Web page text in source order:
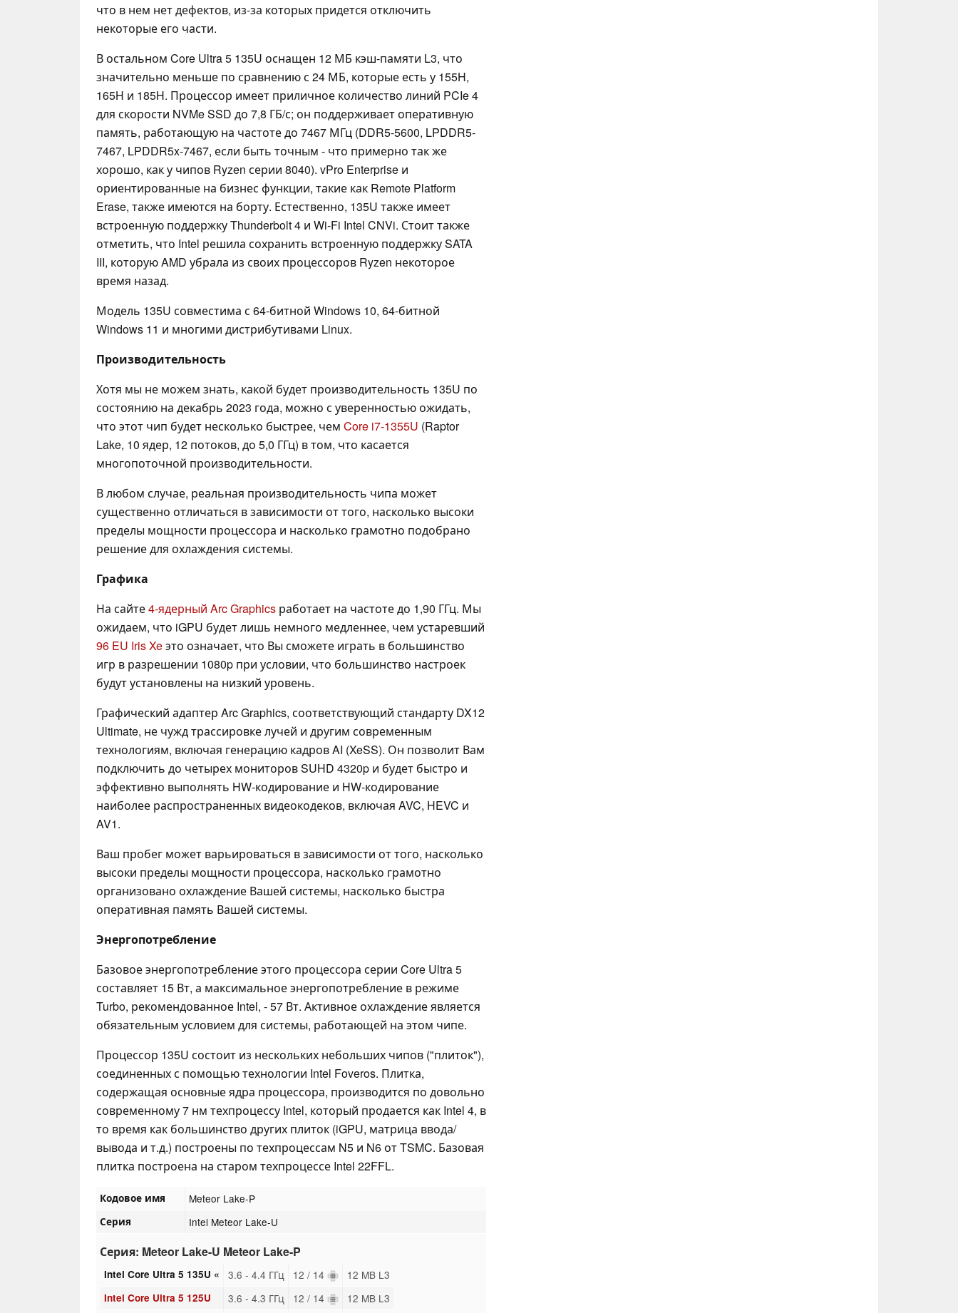
что в нем нет дефектов, из-за которых придется отключить
некоторые его части.
В остальном Core Ultra 5 135U оснащен 12 МБ кэш-памяти L3, что
значительно меньше по сравнению с 24 МБ, которые есть у 155H,
165H и 185H. Процессор имеет приличное количество линий PCIe 4
для скорости NVMe SSD до 7,8 ГБ/с; он поддерживает оперативную
память, работающую на частоте до 7467 МГц (DDR5-5600, LPDDR5-
7467, LPDDR5x-7467, если быть точным - что примерно так же
хорошо, как у чипов Ryzen серии 8040). vPro Enterprise и
ориентированные на бизнес функции, такие как Remote Platform
Erase, также имеются на борту. Естественно, 135U также имеет
встроенную поддержку Thunderbolt 4 и Wi-Fi Intel CNVi. Стоит также
отметить, что Intel решила сохранить встроенную поддержку SATA
III, которую AMD убрала из своих процессоров Ryzen некоторое
время назад.
Модель 135U совместима с 64-битной Windows 10, 64-битной
Windows 11 и многими дистрибутивами Linux.
Производительность
Хотя мы не можем знать, какой будет производительность 135U по
состоянию на декабрь 2023 года, можно с уверенностью ожидать,
что этот чип будет несколько быстрее, чем Core i7-1355U (Raptor
Lake, 10 ядер, 12 потоков, до 5,0 ГГц) в том, что касается
многопоточной производительности.
В любом случае, реальная производительность чипа может
существенно отличаться в зависимости от того, насколько высоки
пределы мощности процессора и насколько грамотно подобрано
решение для охлаждения системы.
Графика
На сайте4-ядерный Arc Graphics работает на частоте до 1,90 ГГц. Мы
ожидаем, что iGPU будет лишь немного медленнее, чем устаревший
96 EU Iris Xeэто означает, что Вы сможете играть в большинство
игр в разрешении 1080p при условии, что большинство настроек
будут установлены на низкий уровень.
Графический адаптер Arc Graphics, соответствующий стандарту DX12
Ultimate, не чужд трассировке лучей и другим современным
технологиям, включая генерацию кадров AI (XeSS). Он позволит Вам
подключить до четырех мониторов SUHD 4320p и будет быстро и
эффективно выполнять HW-кодирование и HW-кодирование
наиболее распространенных видеокодеков, включая AVC, HEVC и
AV1.
Ваш пробег может варьироваться в зависимости от того, насколько
высоки пределы мощности процессора, насколько грамотно
организовано охлаждение Вашей системы, насколько быстра
оперативная память Вашей системы.
Энергопотребление
Базовое энергопотребление этого процессора серии Core Ultra 5
составляет 15 Вт, а максимальное энергопотребление в режиме
Turbo, рекомендованное Intel, - 57 Вт. Активное охлаждение является
обязательным условием для системы, работающей на этом чипе.
Процессор 135U состоит из нескольких небольших чипов ("плиток"),
соединенных с помощью технологии Intel Foveros. Плитка,
содержащая основные ядра процессора, производится по довольно
современному 7 нм техпроцессу Intel, который продается как Intel 4, в
то время как большинство других плиток (iGPU, матрица ввода/
вывода и т.д.) построены по техпроцессам N5 и N6 от TSMC. Базовая
плитка построена на старом техпроцессе Intel 22FFL.
Кодовое имя Meteor Lake-P
Серия Intel Meteor Lake-U
Серия: Meteor Lake-U Meteor Lake-P
Intel Core Ultra 5 135U « 3.6 - 4.4 ГГц 12 / 14 12 MB L3
Intel Core Ultra 5 125U 3.6 - 4.3 ГГц 12 / 14 12 MB L3